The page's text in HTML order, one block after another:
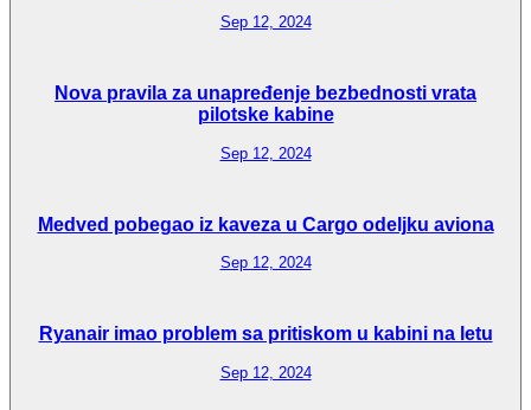
Sep 12, 2024
Nova pravila za unapređenje bezbednosti vrata
pilotske kabine
Sep 12, 2024
Medved pobegao iz kaveza u Cargo odeljku aviona
Sep 12, 2024
Ryanair imao problem sa pritiskom u kabini na letu
Sep 12, 2024